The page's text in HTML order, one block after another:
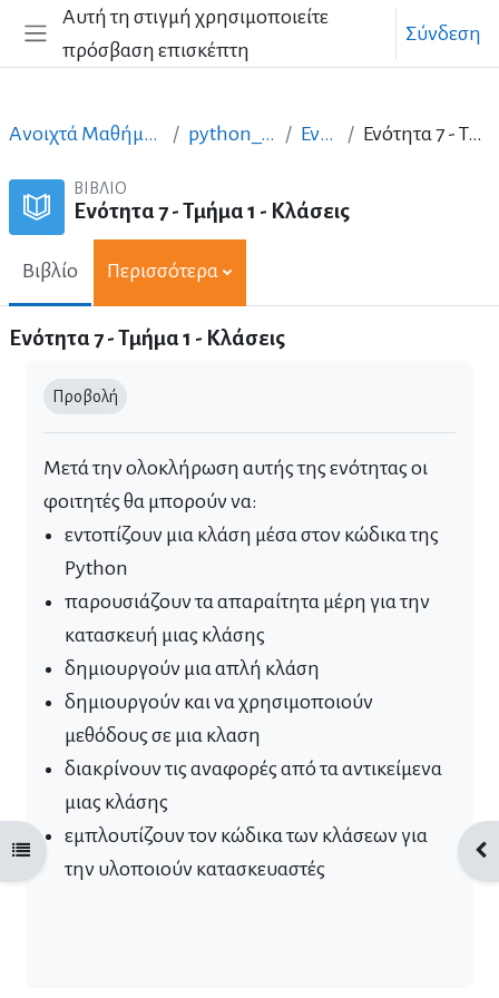
Μετάβαση στο κεντρικό περιεχόμενο
Πλευρικός πίνακας
Αυτή τη στιγμή χρησιμοποιείτε
πρόσβαση επισκέπτη
Σύνδεση
Άνοιγμα ευρετηρίου μαθήματος
Ανοιχτά Μαθήματα στα Ελληνικά python_ellak_greek Ενότητα 7 Ενότητα 7 - Τμήμα 1 - Κλάσεις
ΒΙΒΛΊΟ
Ενότητα 7 - Τμήμα 1 - Κλάσεις
Βιβλίο Περισσότερα
Ενότητα 7 - Τμήμα 1 - Κλάσεις
Προβολή
Μετά την ολοκλήρωση αυτής της ενότητας οι
φοιτητές θα μπορούν να:
εντοπίζουν μια κλάση μέσα στον κώδικα της
Python
παρουσιάζουν τα απαραίτητα μέρη για την
κατασκευή μιας κλάσης
δημιουργούν μια απλή κλάση
δημιουργούν και να χρησιμοποιούν
μεθόδους σε μια κλαση
διακρίνουν τις αναφορές από τα αντικείμενα
μιας κλάσης
εμπλουτίζουν τον κώδικα των κλάσεων για
την υλοποιούν κατασκευαστές